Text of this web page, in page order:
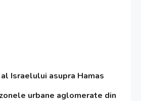
Israelului asupra Hamas
urbane aglomerate din